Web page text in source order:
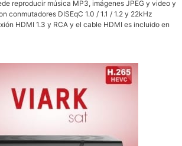
reproducir música MP3, imágenes JPEG y video y
conmutadores DISEqC 1.0 / 1.1 / 1.2 y 22kHz
HDMI 1.3 y RCA y el cable HDMI es incluido en